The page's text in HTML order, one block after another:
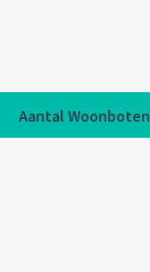
Aantal Woonboten